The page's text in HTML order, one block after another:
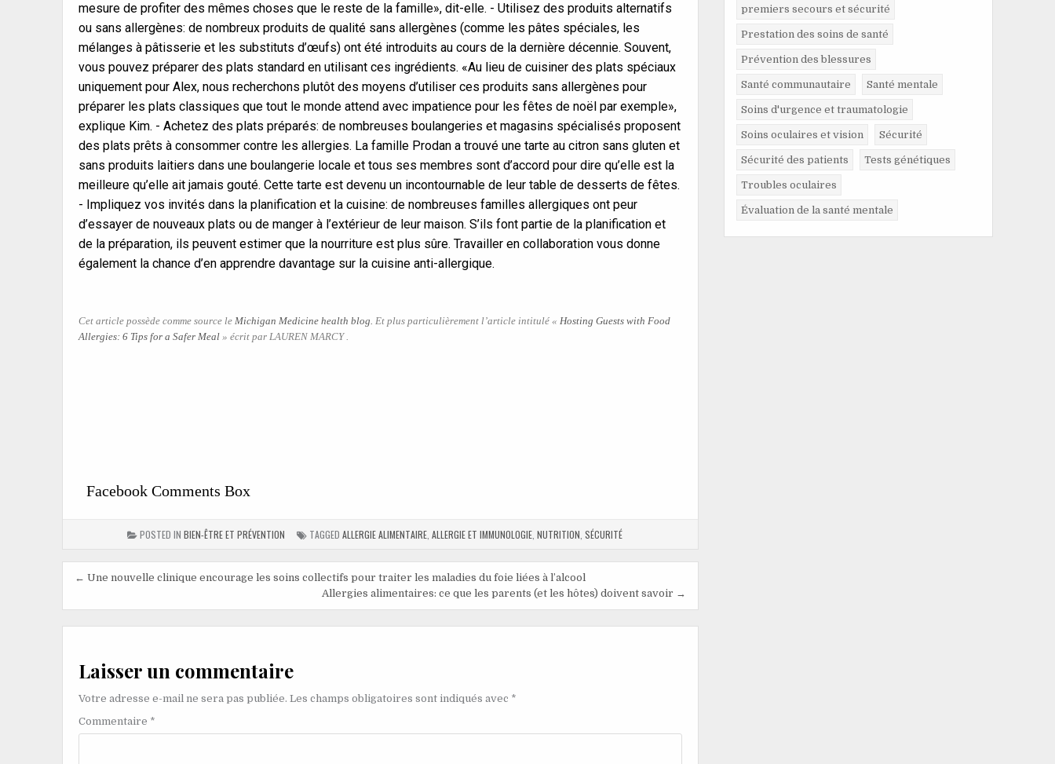
mesure de profiter des mêmes choses que le reste de la famille», dit-elle. - Utilisez des produits alternatifs
ou sans allergènes: de nombreux produits de qualité sans allergènes (comme les pâtes spéciales, les
mélanges à pâtisserie et les substituts d’œufs) ont été introduits au cours de la dernière décennie. Souvent,
vous pouvez préparer des plats standard en utilisant ces ingrédients. «Au lieu de cuisiner des plats spéciaux
uniquement pour Alex, nous recherchons plutôt des moyens d’utiliser ces produits sans allergènes pour
préparer les plats classiques que tout le monde attend avec impatience pour les fêtes de noël par exemple»,
explique Kim. - Achetez des plats préparés: de nombreuses boulangeries et magasins spécialisés proposent
des plats prêts à consommer contre les allergies. La famille Prodan a trouvé une tarte au citron sans gluten et
sans produits laitiers dans une boulangerie locale et tous ses membres sont d’accord pour dire qu’elle est la
meilleure qu’elle ait jamais gouté. Cette tarte est devenu un incontournable de leur table de desserts de fêtes.
- Impliquez vos invités dans la planification et la cuisine: de nombreuses familles allergiques ont peur
d’essayer de nouveaux plats ou de manger à l’extérieur de leur maison. S’ils font partie de la planification et
de la préparation, ils peuvent estimer que la nourriture est plus sûre. Travailler en collaboration vous donne
également la chance d’en apprendre davantage sur la cuisine anti-allergique.
Cet article possède comme source le Michigan Medicine health blog. Et plus particulièrement l’article intitulé « Hosting Guests with Food
Allergies: 6 Tips for a Safer Meal » écrit par LAUREN MARCY .
Facebook Comments Box
POSTED IN BIEN-ÊTRE ET PRÉVENTION TAGGED ALLERGIE ALIMENTAIRE, ALLERGIE ET IMMUNOLOGIE, NUTRITION SÉCURITÉ
← Une nouvelle clinique encourage les soins collectifs pour traiter les maladies du foie liées à l’alcool
Allergies alimentaires: ce que les parents (et les hôtes) doivent savoir →
Laisser un commentaire
Votre adresse e-mail ne sera pas publiée. Les champs obligatoires sont indiqués avec *
Commentaire *
premiers secours et sécurité
Prestation des soins de santé
Prévention des blessures
Santé communautaire Santé mentale
Soins d'urgence et traumatologie
Soins oculaires et vision Sécurité
Sécurité des patients Tests génétiques
Troubles oculaires
Évaluation de la santé mentale